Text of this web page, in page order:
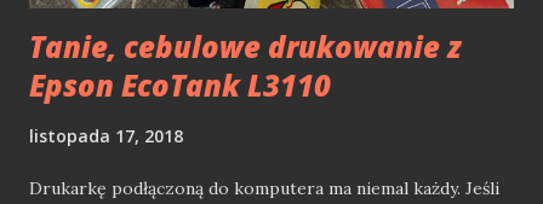
nienullowalnego typy referencyjne...
Tanie, cebulowe drukowanie z
Epson EcoTank L3110
listopada 17, 2018
Drukarkę podłączoną do komputera ma niemal każdy. Jeśli